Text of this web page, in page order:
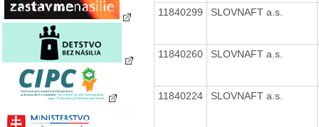
11840299 SLOVNAFT a.s.
11840260 SLOVNAFT a.s.
11840224 SLOVNAFT a.s.